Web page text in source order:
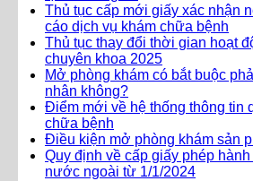
Thủ tục cấp mới giấy xác nhận
cáo dịch vụ khám chữa bệnh
Thủ tục thay đổi thời gian hoạt
chuyên khoa 2025
Mở phòng khám có bắt buộc
nhân không?
Điểm mới về hệ thống thông tin
chữa bệnh
Điều kiện mở phòng khám sản
Quy định về cấp giấy phép
nước ngoài từ 1/1/2024